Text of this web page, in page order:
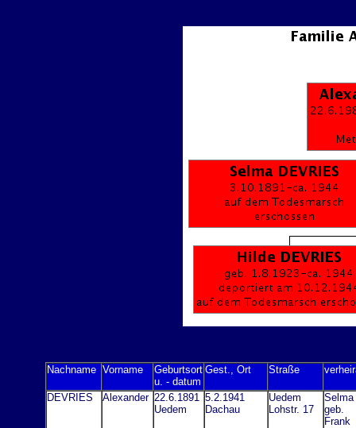
Nachname Vorname
Geburtsort
u. - datum
Gest., Ort Straße
DEVRIES Alexander 22.6.1891
Uedem
5.2.1941
Dachau
Uedem
Lohstr. 17
Selma
geb.
Frank